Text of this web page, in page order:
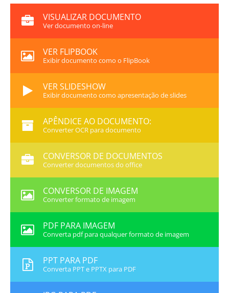
VISUALIZAR DOCUMENTO
Ver documento on-line
VER FLIPBOOK
Exibir documento como o FlipBook
VER SLIDESHOW
Exibir documento como apresentação de slides
APÊNDICE AO DOCUMENTO:
Converter OCR para documento
CONVERSOR DE DOCUMENTOS
Converter documentos do office
CONVERSOR DE IMAGEM
Converter formato de imagem
PDF PARA IMAGEM
Converta pdf para qualquer formato de imagem
PPT PARA PDF
Converta PPT e PPTX para PDF